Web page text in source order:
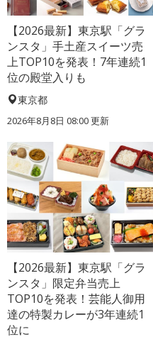
【2026最新】東京駅「グラ
ンスタ」手土産スイーツ売
上TOP10を発表！7年連続1
位の殿堂入りも
東京都
2026年8月8日 08:00更新
【2026最新】東京駅「グラ
ンスタ」限定弁当売上
TOP10を発表！芸能人御用
達の特製カレーが3年連続1
位に